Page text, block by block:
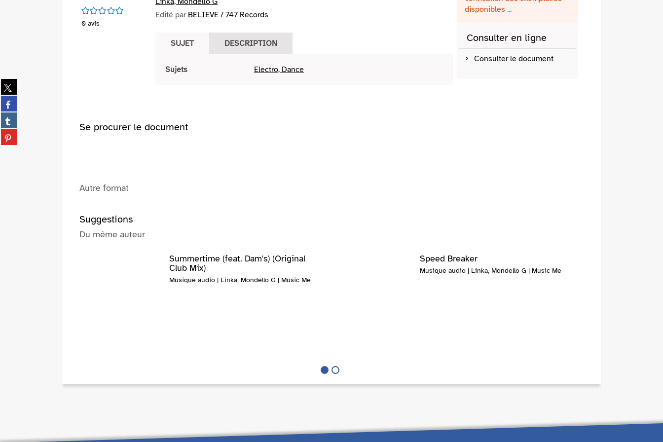
Partager
sur
twitter
(Nouvelle
fenêtre)
Partager
sur
facebook
(Nouvelle
fenêtre)
Partager
sur
tumblr
Partager
sur
/5
0 avis
Edité par BELIEVE / 747 Records
SUJET DESCRIPTION
Sujets Electro, Dance
disponibles ...
Consulter en ligne
Consulter le document
Se procurer le document
Autre format
Suggestions
Du même auteur
Summertime (feat. Dam's) (Original
Club Mix)
Musique audio | Linka, Mondello G | Music Me
Speed Breaker
Musique audio | Linka, Mondello G | Music Me